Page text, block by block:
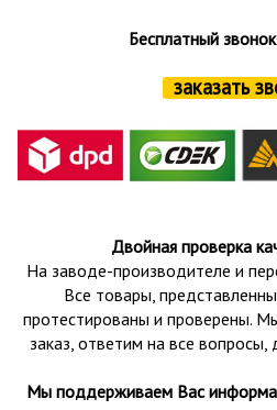
Бесплатный
заказать
Двойная проверка
На заводе-производителе и
Все товары,
протестированы и проверены.
заказ, ответим на все
Мы поддерживаем Вас